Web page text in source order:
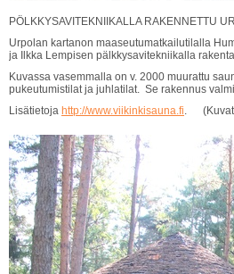
PÖLKKYSAVITEKNIIKALLA RAKENNETTU
Urpolan kartanon maaseutumatkailutilalla
ja Ilkka Lempisen pälkkysavitekniikalla
Kuvassa vasemmalla on v. 2000 muurattu
pukeutumistilat ja juhlatilat. Se rakennus
Lisätietoja http://www.viikinkisauna.fi. (Kuvat